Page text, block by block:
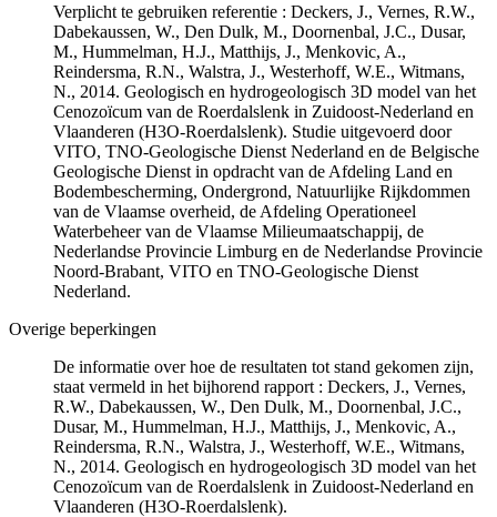
Verplicht te gebruiken referentie : Deckers, J., Vernes, R.W.,
Dabekaussen, W., Den Dulk, M., Doornenbal, J.C., Dusar,
M., Hummelman, H.J., Matthijs, J., Menkovic, A.,
Reindersma, R.N., Walstra, J., Westerhoff, W.E., Witmans,
N., 2014. Geologisch en hydrogeologisch 3D model van het
Cenozoïcum van de Roerdalslenk in Zuidoost-Nederland en
Vlaanderen (H3O-Roerdalslenk). Studie uitgevoerd door
VITO, TNO-Geologische Dienst Nederland en de Belgische
Geologische Dienst in opdracht van de Afdeling Land en
Bodembescherming, Ondergrond, Natuurlijke Rijkdommen
van de Vlaamse overheid, de Afdeling Operationeel
Waterbeheer van de Vlaamse Milieumaatschappij, de
Nederlandse Provincie Limburg en de Nederlandse Provincie
Noord-Brabant, VITO en TNO-Geologische Dienst
Nederland.
Overige beperkingen
De informatie over hoe de resultaten tot stand gekomen zijn,
staat vermeld in het bijhorend rapport : Deckers, J., Vernes,
R.W., Dabekaussen, W., Den Dulk, M., Doornenbal, J.C.,
Dusar, M., Hummelman, H.J., Matthijs, J., Menkovic, A.,
Reindersma, R.N., Walstra, J., Westerhoff, W.E., Witmans,
N., 2014. Geologisch en hydrogeologisch 3D model van het
Cenozoïcum van de Roerdalslenk in Zuidoost-Nederland en
Vlaanderen (H3O-Roerdalslenk).